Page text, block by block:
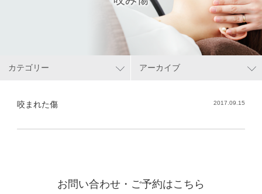
カテゴリー アーカイブ
咬まれた傷 2017.09.15
お問い合わせ・ご予約はこちら